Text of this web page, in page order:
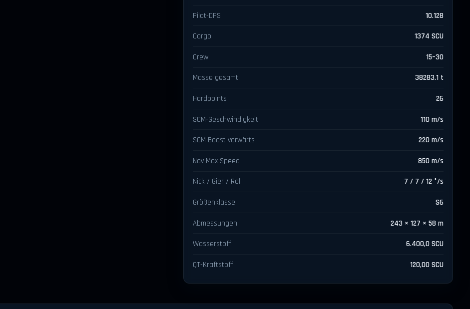
Pilot-DPS 10.128
Cargo 1374 SCU
Crew 15–30
Masse gesamt 38283.1 t
Hardpoints 26
SCM-Geschwindigkeit 110 m/s
SCM Boost vorwärts 220 m/s
Nav Max Speed 850 m/s
Nick / Gier / Roll 7 / 7 / 12 °/s
Größenklasse S6
Abmessungen 243 × 127 × 58 m
Wasserstoff 6.400,0 SCU
QT-Kraftstoff 120,00 SCU